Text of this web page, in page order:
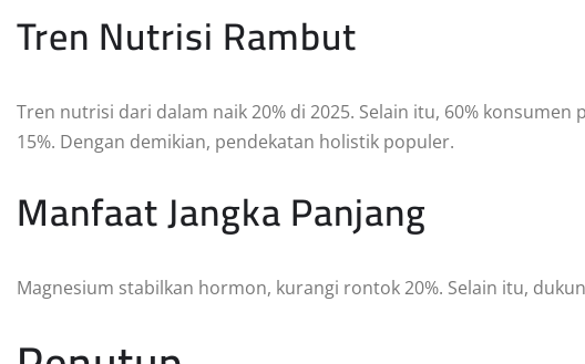
Tren Nutrisi Rambut
Tren nutrisi dari dalam naik 20% di 2025. Selain itu, 60%
15%. Dengan demikian, pendekatan holistik populer.
Manfaat Jangka Panjang
Magnesium stabilkan hormon, kurangi rontok 20%. Selain itu,